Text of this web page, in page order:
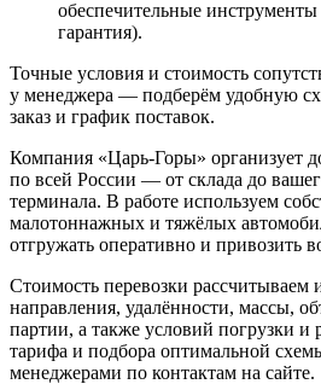
обеспечительные
гарантия).
Точные условия и стоимость
у менеджера — подберём удобную
заказ и график поставок.
Компания «Царь-Горы» организует
по всей России — от склада до
терминала. В работе используем
малотоннажных и тяжёлых
отгружать оперативно и привозить
Стоимость перевозки рассчитываем
направления, удалённости, массы,
партии, а также условий погрузки и
тарифа и подбора оптимальной
менеджерами по контактам на сайте.